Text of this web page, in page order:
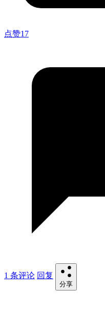
点赞17
1 条评论 回复
分享